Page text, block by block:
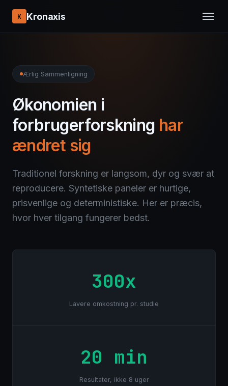
K Kronaxis
Ærlig Sammenligning
Økonomien i
forbrugerforskning har
ændret sig
Traditionel forskning er langsom, dyr og svær at
reproducere. Syntetiske paneler er hurtige,
prisvenlige og deterministiske. Her er præcis,
hvor hver tilgang fungerer bedst.
300x
Lavere omkostning pr. studie
20 min
Resultater, ikke 8 uger